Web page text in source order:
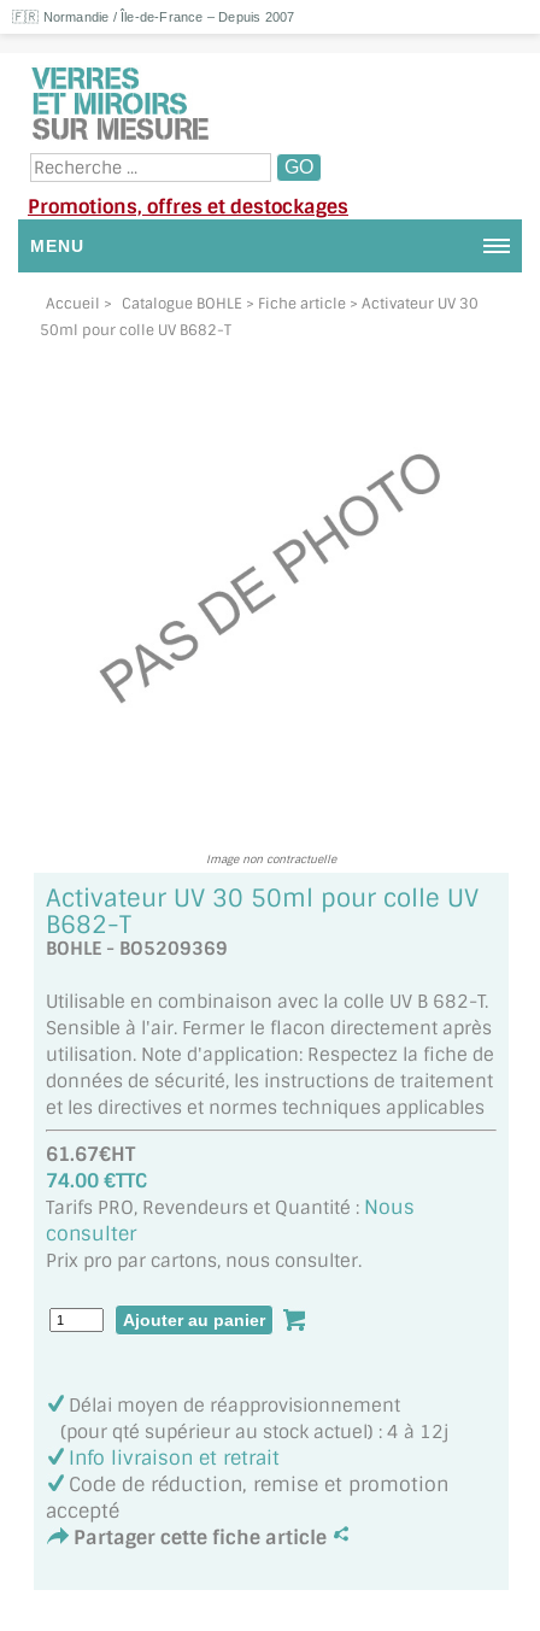
🇫🇷 Normandie / Île-de-France – Depuis 2007
Promotions, offres et destockages
MENU
NOUS CONTACTER
TOUS LES TARIFS AU M2
GUIDE : CHOIX PAR UTILISATION
INSPIRATIONS ET NOUVEAUTÉS
MIROIR VIEILLI
MIROIR DÉCORATIF DE COULEUR
LOTS DE MIROIRS EN MOZAÏQUE
MIROIR POUR PORTE
MIROIR DE SALLE DE BAIN
MIROIR PAROI DE DOUCHE
MIROIR POUR SALLE DE SPORT
MIROIR POUR SALLE DE DANSE
MIROIR ENCADRÉ
VERRE SUR MESURE
VERRE EXTRACLAIR
VERRE TREMPÉ (SÉCURIT)
Accueil > Catalogue BOHLE > Fiche article > Activateur UV 30
50ml pour colle UV B682-T
Image non contractuelle
Activateur UV 30 50ml pour colle UV
B682-T
BOHLE - BO5209369
Utilisable en combinaison avec la colle UV B 682-T.
Sensible à l'air. Fermer le flacon directement après
utilisation. Note d'application: Respectez la fiche de
données de sécurité, les instructions de traitement
et les directives et normes techniques applicables
61.67€HT
74.00 €TTC
Tarifs PRO, Revendeurs et Quantité : Nous
consulter
Prix pro par cartons, nous consulter.
Délai moyen de réapprovisionnement
(pour qté supérieur au stock actuel) : 4 à 12j
Info livraison et retrait
Code de réduction, remise et promotion
accepté
Partager cette fiche article